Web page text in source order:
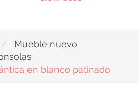
Mueble nuevo
en blanco patinado